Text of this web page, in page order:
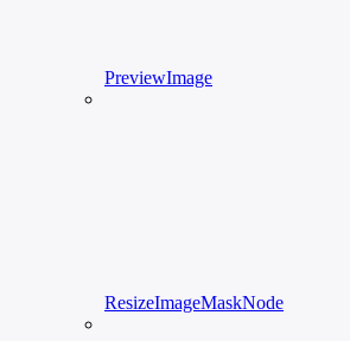
PreviewImage
ResizeImageMaskNode